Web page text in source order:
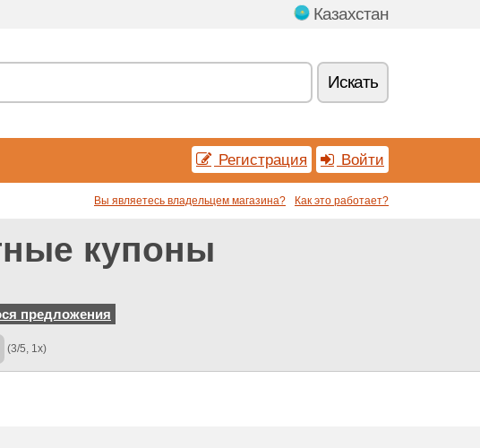
Казахстан
Искать
Регистрация Войти
Вы являетесь владельцем магазина? Как это работает?
купоны
предложения
(3/5, 1x)